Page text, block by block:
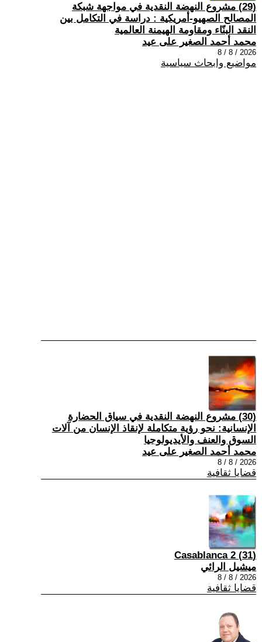
(29) مشروع النهضة النقدية في مواجهة شبكة
المصالح الصهيو-أمريكية : دراسة في التكامل بين
النقد البنّاء ومقاومة الهيمنة العالمية
محمد أحمد الصغير على عيد
2026 / 8 / 8
مواضيع وابحاث سياسية
(30) مشروع النهضة النقدية في سياق الحضارة
الإنسانية: نحو رؤية متكاملة لإنقاذ الإنسان من آلات
السوق والعنف والأيديولوجيا
محمد أحمد الصغير على عيد
2026 / 8 / 8
قضايا ثقافية
(31) Casablanca 2
ميشيل الرائي
2026 / 8 / 8
قضايا ثقافية